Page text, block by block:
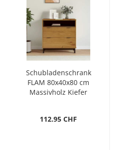
Schubladenschrank
FLAM 80x40x80 cm
Massivholz Kiefer
112.95 CHF